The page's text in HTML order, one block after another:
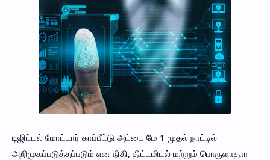
டிஜிட்டல் மோட்டார் காப்பீட்டு அட்டை மே 1 முதல் நாட்டில்
அறிமுகப்படுத்தப்படும் என நிதி, திட்டமிடல் மற்றும் பொருளாதார